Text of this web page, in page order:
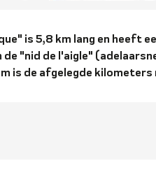
is 5,8 km lang en heeft
"nid de l'aigle"
is de afgelegde kilometers